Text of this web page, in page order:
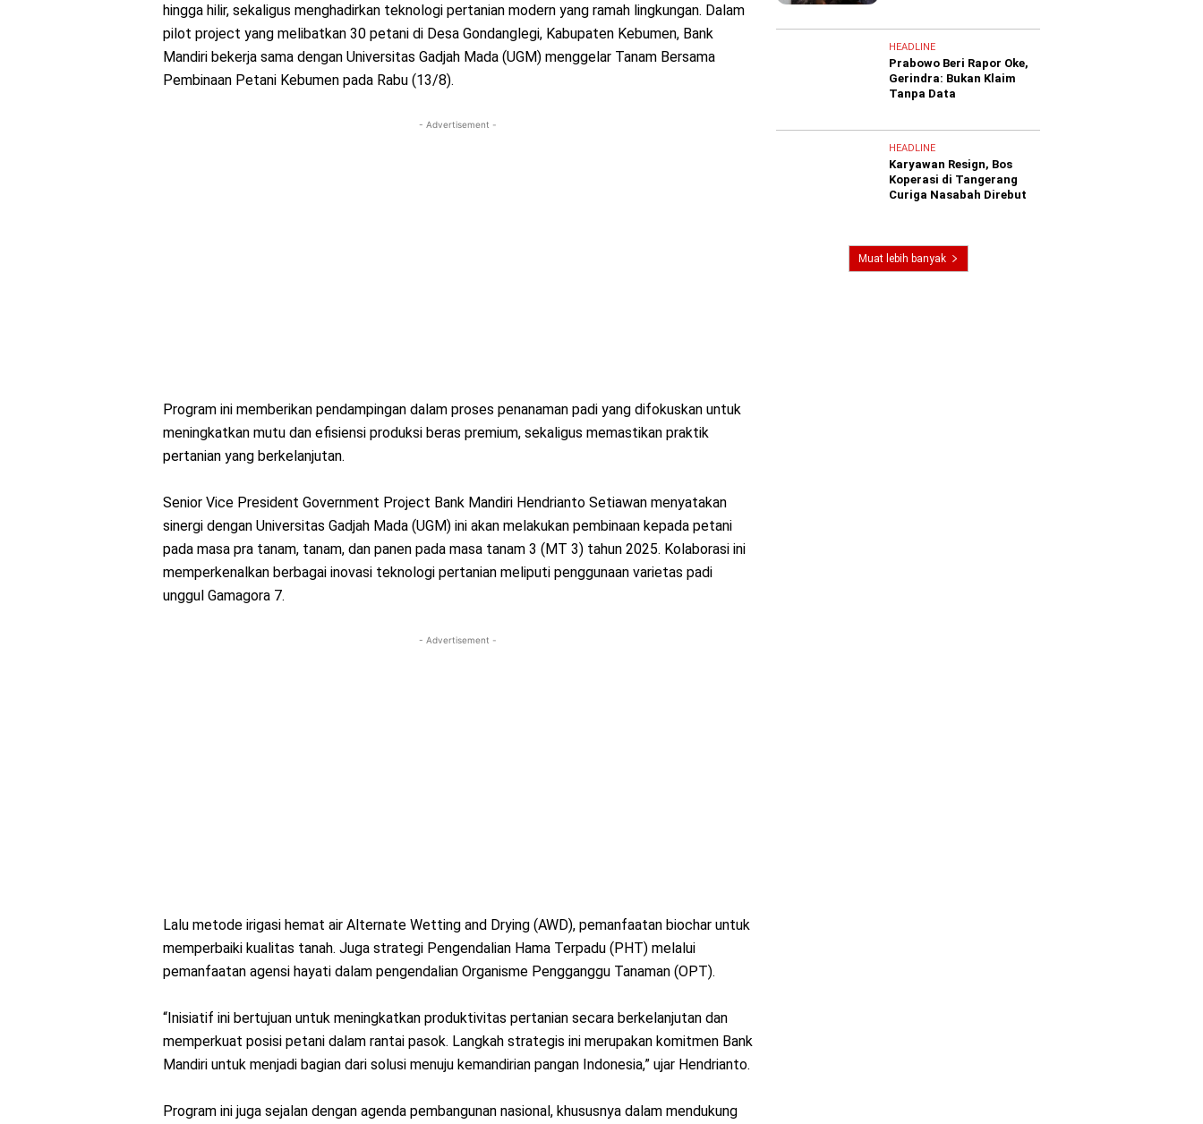
hingga hilir, sekaligus menghadirkan teknologi pertanian modern yang ramah lingkungan. Dalam
pilot project yang melibatkan 30 petani di Desa Gondanglegi, Kabupaten Kebumen, Bank
Mandiri bekerja sama dengan Universitas Gadjah Mada (UGM) menggelar Tanam Bersama
Pembinaan Petani Kebumen pada Rabu (13/8).
- Advertisement -
Program ini memberikan pendampingan dalam proses penanaman padi yang difokuskan untuk
meningkatkan mutu dan efisiensi produksi beras premium, sekaligus memastikan praktik
pertanian yang berkelanjutan.
Senior Vice President Government Project Bank Mandiri Hendrianto Setiawan menyatakan
sinergi dengan Universitas Gadjah Mada (UGM) ini akan melakukan pembinaan kepada petani
pada masa pra tanam, tanam, dan panen pada masa tanam 3 (MT 3) tahun 2025. Kolaborasi ini
memperkenalkan berbagai inovasi teknologi pertanian meliputi penggunaan varietas padi
unggul Gamagora 7.
- Advertisement -
Lalu metode irigasi hemat air Alternate Wetting and Drying (AWD), pemanfaatan biochar untuk
memperbaiki kualitas tanah. Juga strategi Pengendalian Hama Terpadu (PHT) melalui
pemanfaatan agensi hayati dalam pengendalian Organisme Pengganggu Tanaman (OPT).
“Inisiatif ini bertujuan untuk meningkatkan produktivitas pertanian secara berkelanjutan dan
memperkuat posisi petani dalam rantai pasok. Langkah strategis ini merupakan komitmen Bank
Mandiri untuk menjadi bagian dari solusi menuju kemandirian pangan Indonesia,” ujar Hendrianto.
Program ini juga sejalan dengan agenda pembangunan nasional, khususnya dalam mendukung
HEADLINE
Prabowo Beri Rapor Oke,
Gerindra: Bukan Klaim
Tanpa Data
HEADLINE
Karyawan Resign, Bos
Koperasi di Tangerang
Curiga Nasabah Direbut
Muat lebih banyak